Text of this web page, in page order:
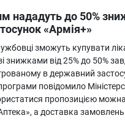
нададуть до 50%
«Армія+»
зможуть купувати
знижками від 25% до 50%
в державний
повідомило
пропозицією можна
а доставка замовлень